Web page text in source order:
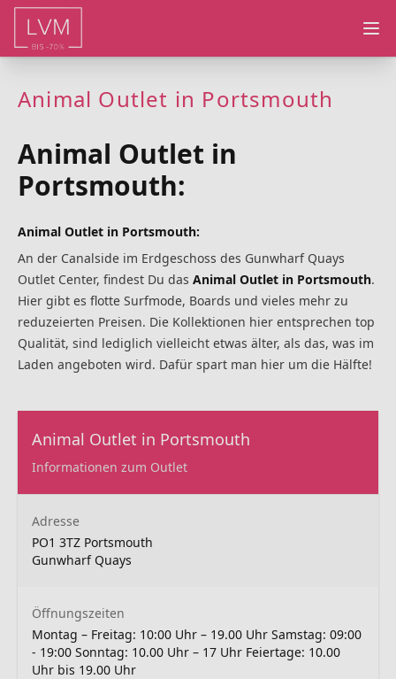
Animal Outlet in Portsmouth
Animal Outlet in
Portsmouth:
Animal Outlet in Portsmouth:
An der Canalside im Erdgeschoss des Gunwharf Quays
Outlet Center, findest Du das Animal Outlet in Portsmouth.
Hier gibt es flotte Surfmode, Boards und vieles mehr zu
reduzeierten Preisen. Die Kollektionen hier entsprechen top
Qualität, sind lediglich vielleicht etwas älter, als das, was im
Laden angeboten wird. Dafür spart man hier um die Hälfte!
Animal Outlet in Portsmouth
Informationen zum Outlet
Adresse
PO1 3TZ Portsmouth
Gunwharf Quays
Öffnungszeiten
Montag – Freitag: 10:00 Uhr – 19.00 Uhr Samstag: 09:00
- 19:00 Sonntag: 10.00 Uhr – 17 Uhr Feiertage: 10.00
Uhr bis 19.00 Uhr